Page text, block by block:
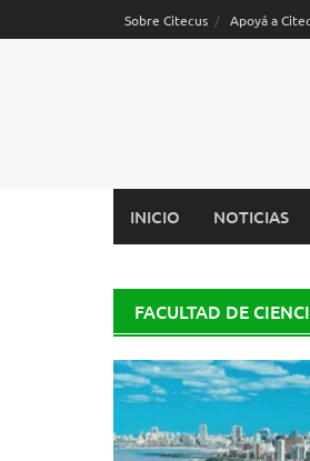
Sobre Citecus Apoyá a
INICIO NOTICIAS
FACULTAD DE